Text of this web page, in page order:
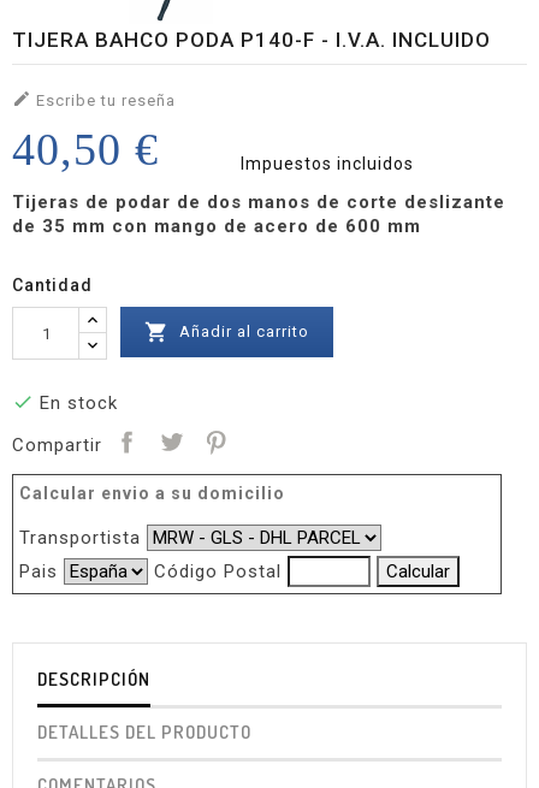
TIJERA BAHCO PODA P140-F - I.V.A. INCLUIDO
 Escribe tu reseña
40,50 € Impuestos incluidos
Tijeras de podar de dos manos de corte deslizante
de 35 mm con mango de acero de 600 mm
Cantidad
 Añadir al carrito
 En stock
Compartir
Calcular envio a su domicilio
Transportista
Pais
Código Postal
DESCRIPCIÓN
DETALLES DEL PRODUCTO